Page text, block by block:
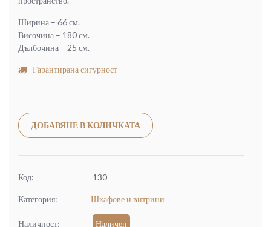
Ширина – 66 см.
Височина – 180 см.
Дълбочина – 25 см.
Гарантирана сигурност
ДОБАВЯНЕ В КОЛИЧКАТА
Код: 130
Категория: Шкафове и витрини
Наличност: Наличен